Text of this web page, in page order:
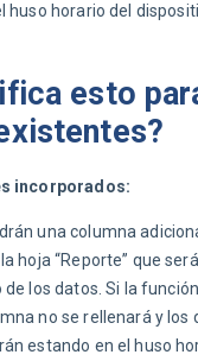
huso horario del
esto
incorporados:
una columna
hoja “Reporte” que
de los datos. Si la
no se rellenará y los
estando en el huso